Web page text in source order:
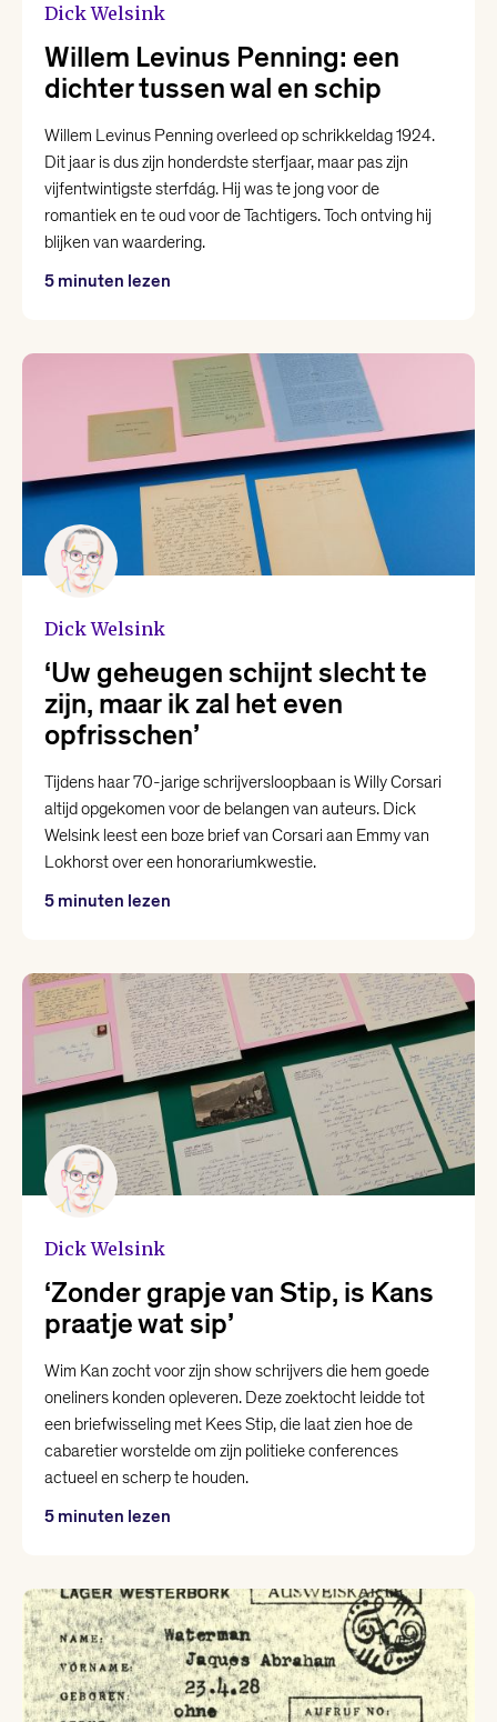
Marsha Keja
Nikki Dekker
Nina Polak
Raoul de Jong
Renée van Marissing
Roman Helinski
Roos van Rijswijk
Thomas Heerma van Voss
Valentijn Hoogenkamp
Yannick Dangre
Yentl van Stokkum
Dick Welsink
Willem Levinus Penning: een
dichter tussen wal en schip
Willem Levinus Penning overleed op schrikkeldag 1924.
Dit jaar is dus zijn honderdste sterfjaar, maar pas zijn
vijfentwintigste sterfdág. Hij was te jong voor de
romantiek en te oud voor de Tachtigers. Toch ontving hij
blijken van waardering.
5 minuten lezen
Dick Welsink
‘Uw geheugen schijnt slecht te
zijn, maar ik zal het even
opfrisschen’
Tijdens haar 70-jarige schrijversloopbaan is Willy Corsari
altijd opgekomen voor de belangen van auteurs. Dick
Welsink leest een boze brief van Corsari aan Emmy van
Lokhorst over een honorariumkwestie.
5 minuten lezen
Dick Welsink
‘Zonder grapje van Stip, is Kans
praatje wat sip’
Wim Kan zocht voor zijn show schrijvers die hem goede
oneliners konden opleveren. Deze zoektocht leidde tot
een briefwisseling met Kees Stip, die laat zien hoe de
cabaretier worstelde om zijn politieke conferences
actueel en scherp te houden.
5 minuten lezen